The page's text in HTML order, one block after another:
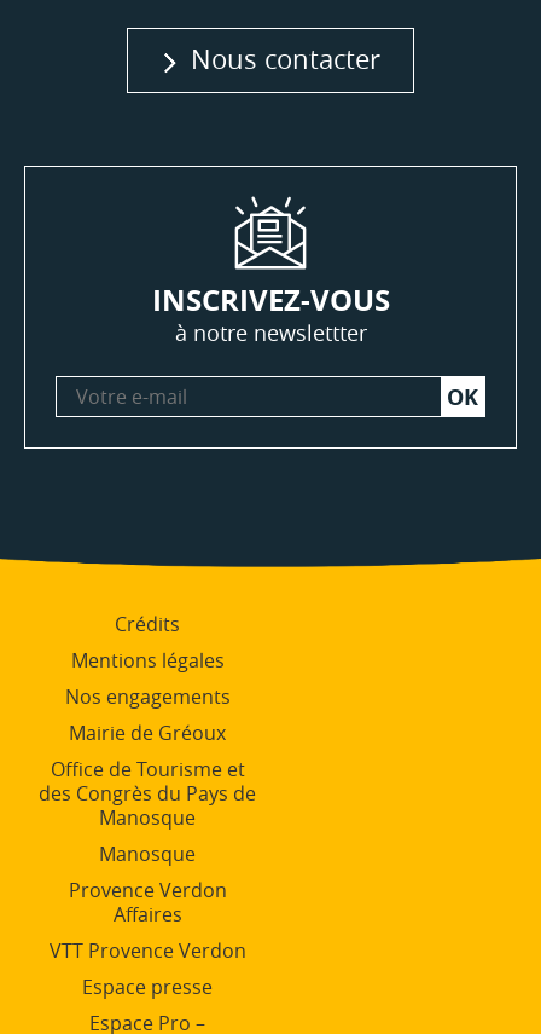
Nous contacter
INSCRIVEZ-VOUS
à notre newslettter
Votre
e-
Crédits
Mentions légales
Nos engagements
Mairie de Gréoux
Office de Tourisme et
des Congrès du Pays de
Manosque
Manosque
Provence Verdon
Affaires
VTT Provence Verdon
Espace presse
Espace Pro –